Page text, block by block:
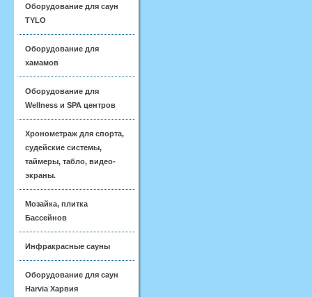
Оборудование для саун
TYLO
Оборудование для
хамамов
Оборудование для
Wellness и SPA центров
Хронометраж для спорта,
судейские системы,
таймеры, табло, видео-
экраны.
Мозайка, плитка
Бассейнов
Инфракрасные сауны
Оборудование для саун
Harvia Харвия